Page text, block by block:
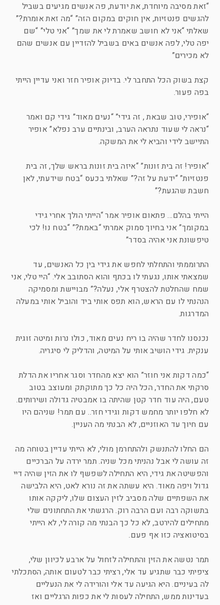
“זאת מסיבה מיוחדת, את יודעת, פה אנשים מגיעים בשביל
להגשים פנטזיות, אין חוקים במקום הזה” “מה זאת אומרת?”
שאלתי “אני לא חושב שאמרת לי את שמך” “אני טלי” “שם
יפה טלי, לפה אנשים באים בשביל להזדיין עם אנשים שהם
לא מכירים”
קצת בשוק הכל התחבר לי. בדיוק אופיר חזר ואני עדיין הייתי
בפה פעור.
“אופירי, טוב שבאת , זה גידי” “נעים מאוד” גידי קם ואמר
“נראה לי שעוד נתראה הערב, ובינתיים ערב נפלא” אופיר
התיישב לידי והביא לי את המשקה.
“אופיר! זה בית זונות” “איזה בית זונות בראש שלך, זה בית
פנטזיות” “ידעת על זה?” שאלתי בכעס “בטח שידעתי, לאן
חשבת שהגעת?”
הייתי בהלם… פתאום אופיר אמר “הייתי הולך אחרי גידי
במקומך” אני בחיוך סמוק אמרתי “באמת?” “בטח נו! לכי
טיפשונת אני אהיה בסדר”
התרוממתי והתחלתי לחפש את גידי בין כל האנשים, עד
שמצאתי אותו, נגעתי לו בכתף והוא הסתובב אלי. “היי טלי, אני
שמח שהחלטת להצטרף אלי, נעלה?” מבויישת ומסמיקה
הנהנתי לו עם הראש, הוא תפס אותי ביד והוביל אותי במעלה
המדרגות.
נכנסנו לחדר שהיה בו ריח נעים מאוד, כולו נרות ומיטה זוגית
ענקית. גידי הושיב אותי על המיטה, והדליק לי סיגריה.
“כמה דקות אני חוזר” הוא יצא מהחדר וסגר אחריו את הדלת
סרקתי את החדר, הכל היה כל כך מתוקתק ומעוצב בטוב
טעם, היה עוד חדר קטן שהיתה בו אמבטיה גדולה ושירותים.
לא חלפו יותר מחמש דקות וגידי חזר.. עם תמר! שניהם היו
עם חיוך עד האוזניים, לא הבנתי מה העניין.
הם החלו להתנשק ולהתחרמן מולי, לא הייתי עדיין בטוחה מה
זה עושה לי אבל נהניתי מכל שניה. תמר ירדה על הברכיים
והפשיטה את גידי, היא התחילה לשפשף לו את הזין שהיה דיי
גדול ויפה מאוד. היא עשתה את זה נורא לאט, היא הלבישה
את השפתיים שלה מסביב לזין העצום שלו, ליקקה אותו
בתשוקה רבה ועם הרבה רוק. הרגשתי את התחתונים שלי
מתחילים להירטב, לא כל כך הבנתי מה קורה לי, לא הייתי
בסיטואציה כזו אף פעם.
תמר נטשה את הזין והתחילה לזחול על ארבע לכיוון שלי,
ציפיתי כבר שתגיע עד אלי, רציתי כבר לטעום אותה, הסתכלתי
לה בעיניים. היא הגיעה עד אלי והורידה לי את הנעליים
בעדינות ממש, התחילה לעסות לי את כפות הרגליים ואז